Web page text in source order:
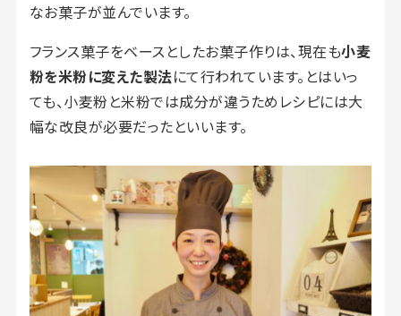
なお菓子が並んでいます。
フランス菓子をベースとしたお菓子作りは、現在も小麦
粉を米粉に変えた製法にて行われています。とはいっ
ても、小麦粉と米粉では成分が違うためレシピには大
幅な改良が必要だったといいます。